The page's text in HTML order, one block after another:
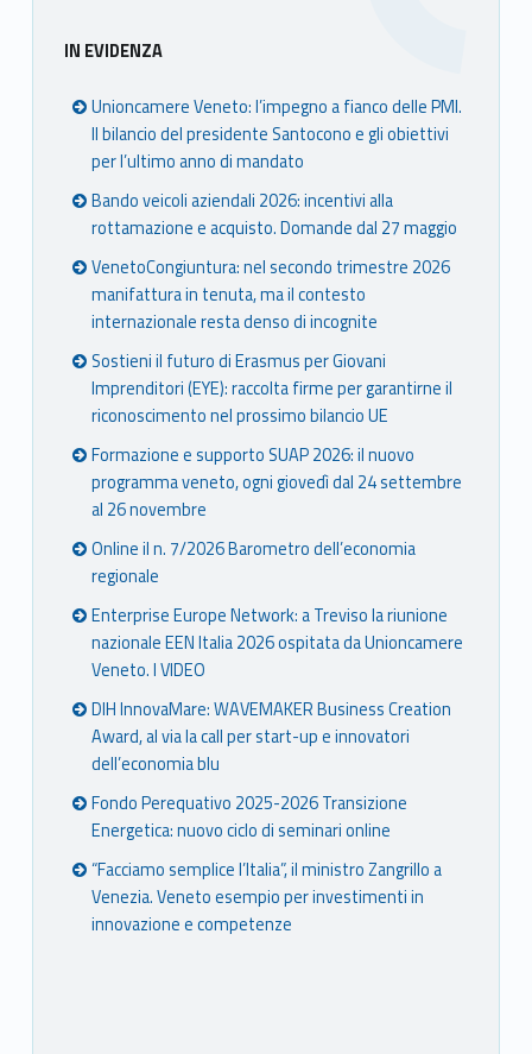
Sidebar
IN EVIDENZA
Unioncamere Veneto: l’impegno a fianco delle PMI.
Il bilancio del presidente Santocono e gli obiettivi
per l’ultimo anno di mandato
Bando veicoli aziendali 2026: incentivi alla
rottamazione e acquisto. Domande dal 27 maggio
VenetoCongiuntura: nel secondo trimestre 2026
manifattura in tenuta, ma il contesto
internazionale resta denso di incognite
Sostieni il futuro di Erasmus per Giovani
Imprenditori (EYE): raccolta firme per garantirne il
riconoscimento nel prossimo bilancio UE
Formazione e supporto SUAP 2026: il nuovo
programma veneto, ogni giovedì dal 24 settembre
al 26 novembre
Online il n. 7/2026 Barometro dell’economia
regionale
Enterprise Europe Network: a Treviso la riunione
nazionale EEN Italia 2026 ospitata da Unioncamere
Veneto. I VIDEO
DIH InnovaMare: WAVEMAKER Business Creation
Award, al via la call per start-up e innovatori
dell’economia blu
Fondo Perequativo 2025-2026 Transizione
Energetica: nuovo ciclo di seminari online
“Facciamo semplice l’Italia”, il ministro Zangrillo a
Venezia. Veneto esempio per investimenti in
innovazione e competenze